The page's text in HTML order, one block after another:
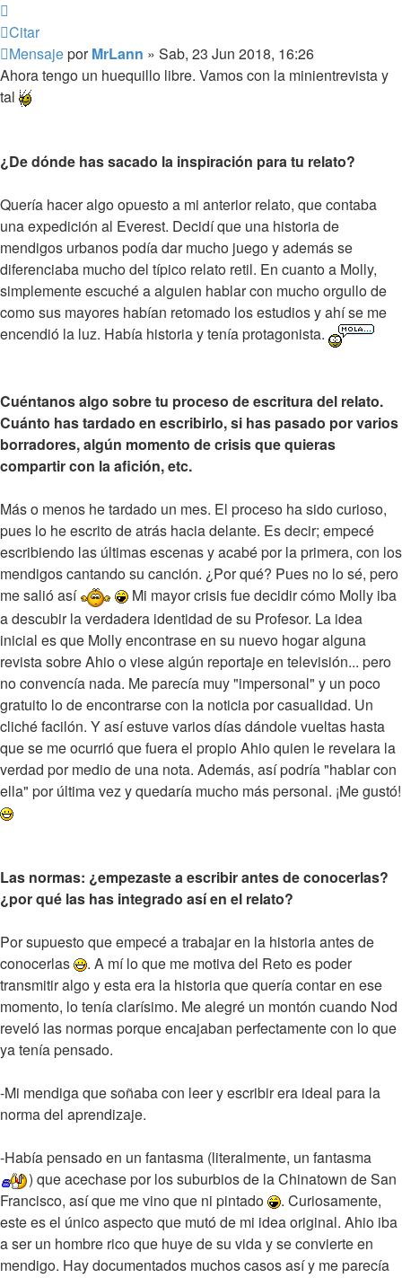
Citar
MensajeporMrLann » Sab, 23 Jun 2018, 16:26
Ahora tengo un huequillo libre. Vamos con la minientrevista y
tal
¿De dónde has sacado la inspiración para tu relato?
Quería hacer algo opuesto a mi anterior relato, que contaba
una expedición al Everest. Decidí que una historia de
mendigos urbanos podía dar mucho juego y además se
diferenciaba mucho del típico relato retil. En cuanto a Molly,
simplemente escuché a alguien hablar con mucho orgullo de
como sus mayores habían retomado los estudios y ahí se me
encendió la luz. Había historia y tenía protagonista.
Cuéntanos algo sobre tu proceso de escritura del relato.
Cuánto has tardado en escribirlo, si has pasado por varios
borradores, algún momento de crisis que quieras
compartir con la afición, etc.
Más o menos he tardado un mes. El proceso ha sido curioso,
pues lo he escrito de atrás hacia delante. Es decir; empecé
escribiendo las últimas escenas y acabé por la primera, con los
mendigos cantando su canción. ¿Por qué? Pues no lo sé, pero
me salió así
Mi mayor crisis fue decidir cómo Molly iba
a descubir la verdadera identidad de su Profesor. La idea
inicial es que Molly encontrase en su nuevo hogar alguna
revista sobre Ahio o viese algún reportaje en televisión... pero
no convencía nada. Me parecía muy "impersonal" y un poco
gratuito lo de encontrarse con la noticia por casualidad. Un
cliché facilón. Y así estuve varios días dándole vueltas hasta
que se me ocurrió que fuera el propio Ahio quien le revelara la
verdad por medio de una nota. Además, así podría "hablar con
ella" por última vez y quedaría mucho más personal. ¡Me gustó!
Las normas: ¿empezaste a escribir antes de conocerlas?
¿por qué las has integrado así en el relato?
Por supuesto que empecé a trabajar en la historia antes de
conocerlas
. A mí lo que me motiva del Reto es poder
transmitir algo y esta era la historia que quería contar en ese
momento, lo tenía clarísimo. Me alegré un montón cuando Nod
reveló las normas porque encajaban perfectamente con lo que
ya tenía pensado.
-Mi mendiga que soñaba con leer y escribir era ideal para la
norma del aprendizaje.
-Había pensado en un fantasma (literalmente, un fantasma
) que acechase por los suburbios de la Chinatown de San
Francisco, así que me vino que ni pintado
. Curiosamente,
este es el único aspecto que mutó de mi idea original. Ahio iba
a ser un hombre rico que huye de su vida y se convierte en
mendigo. Hay documentados muchos casos así y me parecía